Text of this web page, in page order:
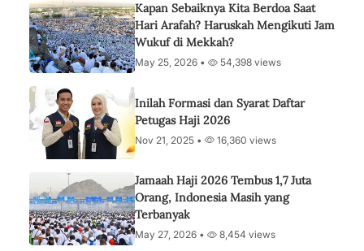
Kapan Sebaiknya Kita Berdoa Saat
Hari Arafah? Haruskah Mengikuti Jam
Wukuf di Mekkah?
May 25, 2026 • 54,398 views
Inilah Formasi dan Syarat Daftar
Petugas Haji 2026
Nov 21, 2025 • 16,360 views
Jamaah Haji 2026 Tembus 1,7 Juta
Orang, Indonesia Masih yang
Terbanyak
May 27, 2026 • 8,454 views